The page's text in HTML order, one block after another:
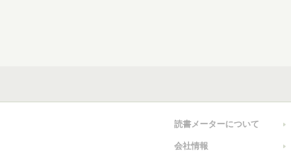
読書メーターについて
会社情報